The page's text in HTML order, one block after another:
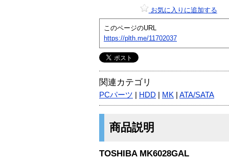
お気に入りに追加する
このページのURL
https://plth.me/11702037
関連カテゴリ
PCパーツ HDD MK ATA/SATA
商品説明
TOSHIBA MK6028GAL